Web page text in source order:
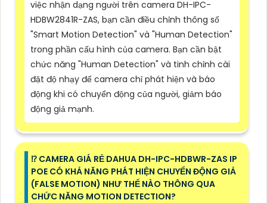
việc nhận dạng người trên camera DH-IPC-
HDBW2841R-ZAS, bạn cần điều chỉnh thông số
"Smart Motion Detection" và "Human Detection"
trong phần cấu hình của camera. Bạn cần bật
chức năng "Human Detection" và tinh chỉnh cài
đặt độ nhạy để camera chỉ phát hiện và báo
động khi có chuyển động của người, giảm báo
động giả mạnh.
⁉️ CAMERA GIÁ RẺ DAHUA DH-IPC-HDBWR-ZAS IP
POE CÓ KHẢ NĂNG PHÁT HIỆN CHUYỂN ĐỘNG GIẢ
(FALSE MOTION) NHƯ THẾ NÀO THÔNG QUA
CHỨC NĂNG MOTION DETECTION?